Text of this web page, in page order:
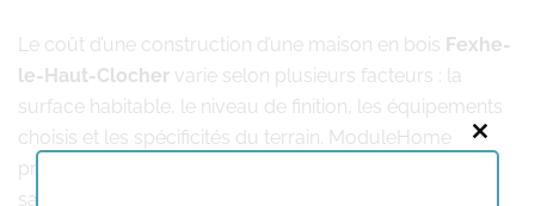
Le coût d’une construction d’une maison en bois Fexhe-
le-Haut-Clocher varie selon plusieurs facteurs : la
surface habitable, le niveau de finition, les équipements
choisis et les spécificités du terrain. ModuleHome
propose des solutions adaptées à différents budgets
sans jamais compromettre la qualité.
Close